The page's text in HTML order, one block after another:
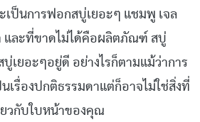
เป็นการฟอกสบู่เยอะๆ แชมพู เจล
และที่ขาดไม่ได้คือผลิตภัณฑ์ สบู่
เยอะๆอยู่ดี อย่างไรก็ตามแม้ว่าการ
รื่องปกติธรรมดาแต่ก็อาจไม่ใช่สิ่งที่
วกับใบหน้าของคุณ